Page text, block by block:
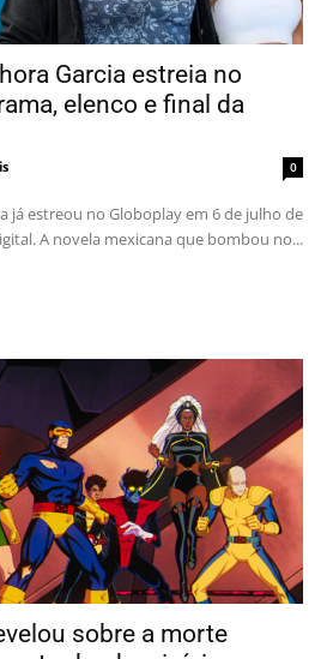
Garcia estreia no
elenco e final da
0
já estreou no Globoplay em 6 de julho de
A novela mexicana que bombou no...
sobre a morte